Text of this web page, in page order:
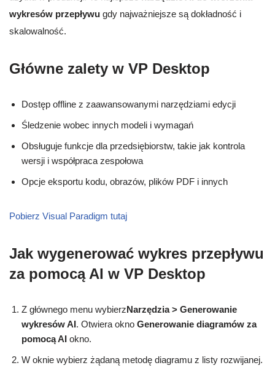
wykresów przepływu gdy najważniejsze są dokładność i
skalowalność.
Główne zalety w VP Desktop
Dostęp offline z zaawansowanymi narzędziami edycji
Śledzenie wobec innych modeli i wymagań
Obsługuje funkcje dla przedsiębiorstw, takie jak kontrola
wersji i współpraca zespołowa
Opcje eksportu kodu, obrazów, plików PDF i innych
Pobierz Visual Paradigm tutaj
Jak wygenerować wykres przepływu
za pomocą AI w VP Desktop
Z głównego menu wybierzNarzędzia > Generowanie
wykresów AI. Otwiera okno Generowanie diagramów za
pomocą AI okno.
W oknie wybierz żądaną metodę diagramu z listy rozwijanej.